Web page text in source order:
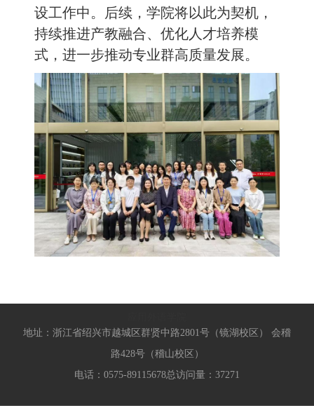
设工作中。后续，学院将以此为契机，
持续推进产教融合、优化人才培养模
式，进一步推动专业群高质量发展。
地址：浙江省绍兴市越城区群贤中路2801号（镜湖校区） 会稽
路428号（稽山校区）
电话：0575-89115678总访问量： 37271